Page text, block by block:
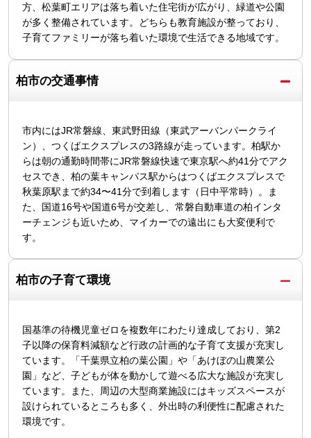
方、松葉町エリアは落ち着いた住宅街が広がり、緑道や公園
が多く整備されています。どちらも教育施設が整っており、
子育てファミリーが落ち着いた環境で生活できる地域です。
柏市の交通事情
市内にはJR常磐線、東武野田線（東武アーバンパークライ
ン）、つくばエクスプレスの3路線が走っています。柏駅か
らは朝の通勤時間帯にJR常磐線快速で東京駅へ約41分でアク
セスでき、柏の葉キャンパス駅からはつくばエクスプレスで
秋葉原駅まで約34〜41分で到着します（日中平常時）。ま
た、国道16号や国道6号が交差し、常磐自動車道の柏インタ
ーチェンジも近いため、マイカーでの遠出にも大変便利で
す。
柏市の子育て環境
国基準の待機児童ゼロを複数年にわたり達成しており、第2
子以降の保育料減額など行政の計画的な子育て支援が充実し
ています。「千葉県立柏の葉公園」や「あけぼの山農業公
園」など、子どもが体を動かして遊べる広大な施設が充実し
ています。また、周辺の大型商業施設にはキッズスペースが
設けられているところも多く、外出時の利便性に配慮された
環境です。